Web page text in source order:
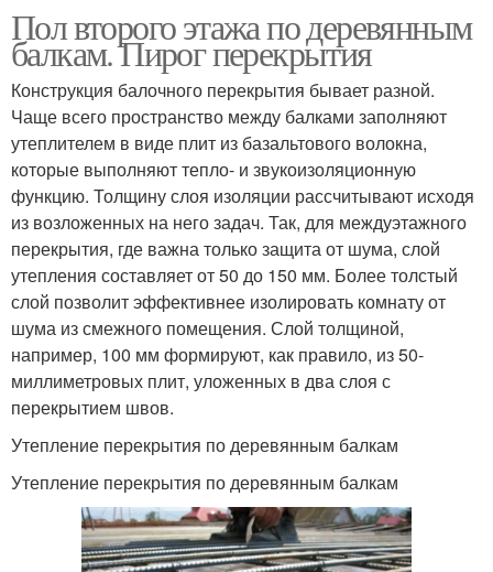
Пол второго этажа по деревянным
балкам. Пирог перекрытия
Конструкция балочного перекрытия бывает разной.
Чаще всего пространство между балками заполняют
утеплителем в виде плит из базальтового волокна,
которые выполняют тепло- и звукоизоляционную
функцию. Толщину слоя изоляции рассчитывают исходя
из возложенных на него задач. Так, для междуэтажного
перекрытия, где важна только защита от шума, слой
утепления составляет от 50 до 150 мм. Более толстый
слой позволит эффективнее изолировать комнату от
шума из смежного помещения. Слой толщиной,
например, 100 мм формируют, как правило, из 50-
миллиметровых плит, уложенных в два слоя с
перекрытием швов.
Утепление перекрытия по деревянным балкам
Утепление перекрытия по деревянным балкам